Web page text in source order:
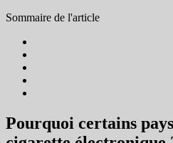
Sommaire de l'article
Pourquoi certains